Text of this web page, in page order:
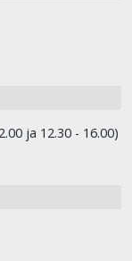
ja 12.30 - 16.00)